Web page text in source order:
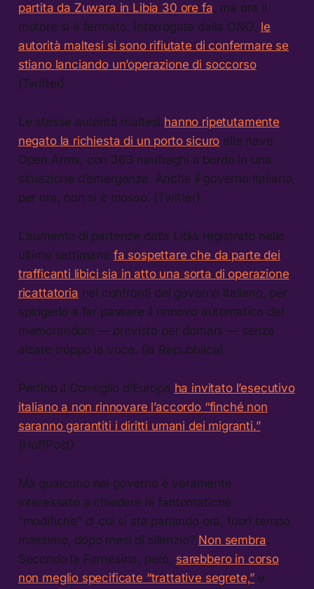
partita da Zuwara in Libia 30 ore fa, ma ora il
motore si è fermato. Interrogate dalla ONG, le
autorità maltesi si sono rifiutate di confermare se
stiano lanciando un’operazione di soccorso.
(Twitter)
Le stesse autorità maltesi hanno ripetutamente
negato la richiesta di un porto sicuro alla nave
Open Arms, con 363 naufraghi a bordo in una
situazione d’emergenza. Anche il governo italiano,
per ora, non si è mosso. (Twitter)
L’aumento di partenze dalla Libia registrato nelle
ultime settimane fa sospettare che da parte dei
trafficanti libici sia in atto una sorta di operazione
ricattatoria nei confronti del governo italiano, per
spingerlo a far passare il rinnovo automatico del
memorandum — previsto per domani — senza
alzare troppo la voce. (la Repubblica)
Perfino il Consiglio d’Europa ha invitato l’esecutivo
italiano a non rinnovare l’accordo “finché non
saranno garantiti i diritti umani dei migranti.”
(HuffPost)
Ma qualcuno nel governo è veramente
interessato a chiedere le fantomatiche
“modifiche” di cui si sta parlando ora, fuori tempo
massimo, dopo mesi di silenzio? Non sembra.
Secondo la Farnesina, però, sarebbero in corso
non meglio specificate “trattative segrete,” e